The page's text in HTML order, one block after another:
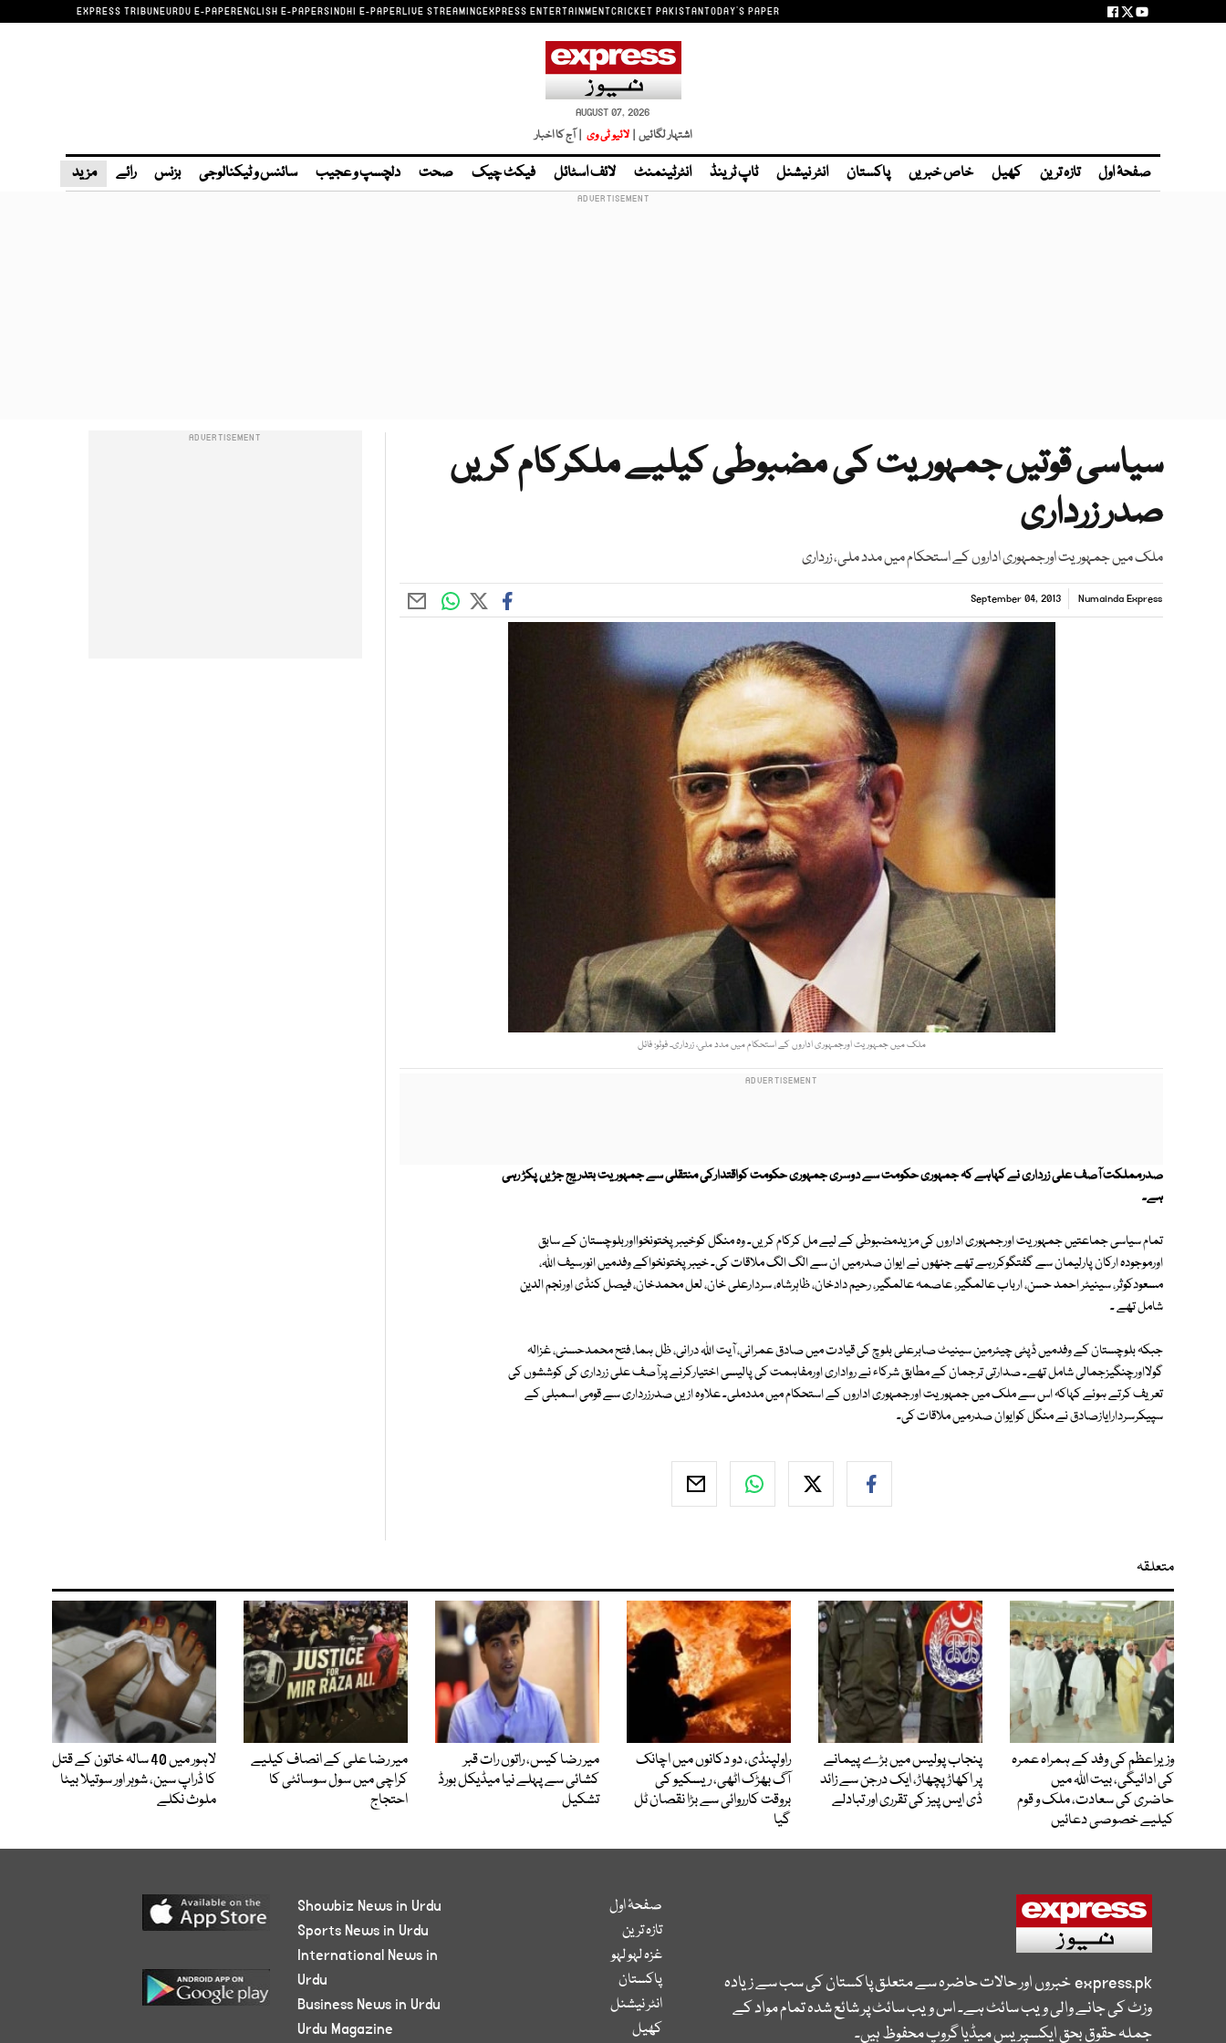
EXPRESS TRIBUNEURDU E-PAPERENGLISH E-PAPERSINDHI E-PAPERLIVE STREAMINGEXPRESS ENTERTAINMENTCRICKET PAKISTANTODAY'S PAPER
AUGUST 07, 2026
اشتہار لگائیں | لائیو ٹی وی | آج کا اخبار
صفحۂ اول تازہ ترین کھیل خاص خبریں پاکستان انٹر نیشنل ٹاپ ٹرینڈ انٹرٹینمنٹ لائف اسٹائل فیکٹ چیک صحت دلچسپ و عجیب سائنس و ٹیکنالوجی بزنس رائے مزید
سیاسی قوتیں جمہوریت کی مضبوطی کیلیے ملکرکام کریں
صدر زرداری
ملک میں جمہوریت اورجمہوری اداروں کے استحکام میں مدد ملی، زرداری
Numainda Express
September 04, 2013
ملک میں جمہوریت اورجمہوری اداروں کے استحکام میں مدد ملی، زرداری۔ فوٹو: فائل
صدرمملکت آصف علی زرداری نے کہاہے کہ جمہوری حکومت سے دوسری جمہوری حکومت کواقتدارکی منتقلی سے جمہوریت بتدریج جڑیں پکڑ رہی
ہے۔
تمام سیاسی جماعتیں جمہوریت اورجمہوری اداروں کی مزیدمضبوطی کے لیے مل کرکام کریں۔ وہ منگل کوخیبرپختونخوااوربلوچستان کے سابق
اورموجودہ ارکان پارلیمان سے گفتگوکررہے تھے جنھوں نے ایوان صدرمیں ان سے الگ الگ ملاقات کی۔ خیبرپختونخواکے وفدمیں انورسیف اللہ،
مسعودکوثر، سینیٹر احمد حسن، ارباب عالمگیر، عاصمہ عالمگیر، رحیم دادخان، ظاہرشاہ، سردارعلی خان، لعل محمدخان، فیصل کنڈی اورنجم الدین
شامل تھے ۔
جبکہ بلوچستان کے وفدمیں ڈپٹی چیئرمین سینیٹ صابرعلی بلوچ کی قیادت میں صادق عمرانی، آیت اللہ درانی، ظل ہما، فتح محمدحسنی، غزالہ
گولااورچنگیزجمالی شامل تھے۔ صدارتی ترجمان کے مطابق شرکاء نے رواداری اورمفاہمت کی پالیسی اختیارکرنے پرآصف علی زرداری کی کوششوں کی
تعریف کرتے ہوئے کہاکہ اس سے ملک میں جمہوریت اورجمہوری اداروں کے استحکام میں مددملی۔ علاوہ ازیں صدرزرداری سے قومی اسمبلی کے
سپیکرسردارایازصادق نے منگل کوایوان صدرمیں ملاقات کی۔
متعلقہ
وزیراعظم کی وفد کے ہمراہ عمرہ
کی ادائیگی، بیت اللہ میں
حاضری کی سعادت، ملک و قوم
کیلیے خصوصی دعائیں
پنجاب پولیس میں بڑے پیمانے
پر اکھاڑ پچھاڑ، ایک درجن سے زائد
ڈی ایس پیز کی تقرری اور تبادلے
راولپنڈی، دو دکانوں میں اچانک
آگ بھڑک اٹھی، ریسکیو کی
بروقت کارروائی سے بڑا نقصان ٹل
گیا
میر رضا کیس، راتوں رات قبر
کشائی سے پہلے نیا میڈیکل بورڈ
تشکیل
میر رضا علی کے انصاف کیلیے
کراچی میں سول سوسائٹی کا
احتجاج
لاہور میں 40 سالہ خاتون کے قتل
کا ڈراپ سین، شوہر اور سوتیلا بیٹا
ملوث نکلے
express.pkخبروں اور حالات حاضرہ سے متعلق پاکستان کی سب سے زیادہ
وزٹ کی جانے والی ویب سائٹ ہے۔ اس ویب سائٹ پر شائع شدہ تمام مواد کے
جملہ حقوق بحق ایکسپریس میڈیا گروپ محفوظ ہیں۔
صفحۂ اول
تازہ ترین
غزہ لہو لہو
پاکستان
انٹر نیشنل
کھیل
Showbiz News in Urdu
Sports News in Urdu
International News in
Urdu
Business News in Urdu
Urdu Magazine